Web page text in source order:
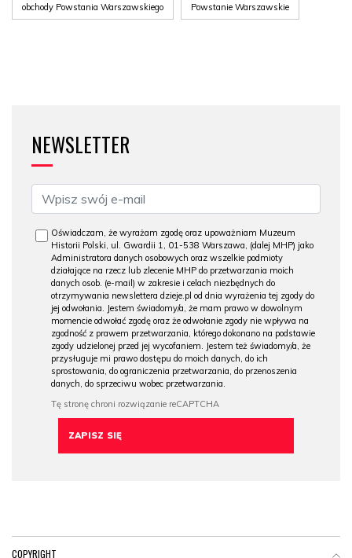
obchody Powstania Warszawskiego Powstanie Warszawskie
NEWSLETTER
Oświadczam, że wyrażam zgodę oraz upoważniam Muzeum
Historii Polski, ul. Gwardii 1, 01-538 Warszawa, (dalej MHP) jako
Administratora danych osobowych oraz wszelkie podmioty
działające na rzecz lub zlecenie MHP do przetwarzania moich
danych osob. (e-mail) w zakresie i celach niezbędnych do
otrzymywania newslettera dzieje.pl od dnia wyrażenia tej zgody do
jej odwołania. Jestem świadomy/a, że mam prawo w dowolnym
momencie odwołać zgodę oraz że odwołanie zgody nie wpływa na
zgodność z prawem przetwarzania, którego dokonano na podstawie
zgody udzielonej przed jej wycofaniem. Jestem też świadomy/a, że
przysługuje mi prawo dostępu do moich danych, do ich
sprostowania, do ograniczenia przetwarzania, do przenoszenia
danych, do sprzeciwu wobec przetwarzania.
COPYRIGHT